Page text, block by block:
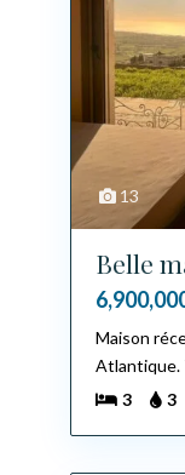
13
Belle
Maison
Atlantique.
3
3